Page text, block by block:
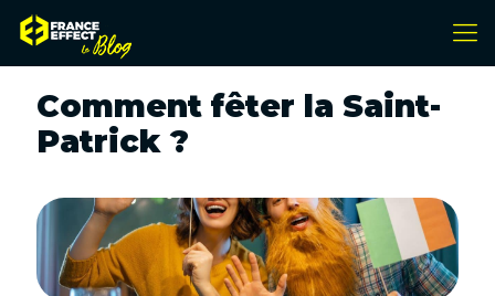
Comment fêter la Saint-
Patrick ?